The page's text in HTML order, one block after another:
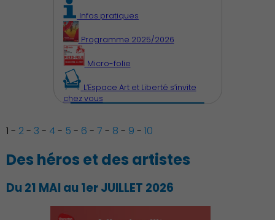
Infos pratiques
Programme 2025/2026
Micro-folie
L’Espace Art et Liberté s’invite
chez vous
1 - 2- 3 - 4- 5 - 6 - 7 - 8 - 9 - 10
Des héros et des artistes
Du 21 MAI au 1er JUILLET 2026